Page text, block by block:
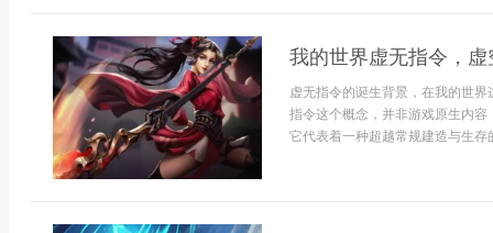
我的世界虚无指令，
虚无指令的诞生背景，在我的世
指令这个概念，并非游戏原生内
它代表着一种超越常规建造与生存